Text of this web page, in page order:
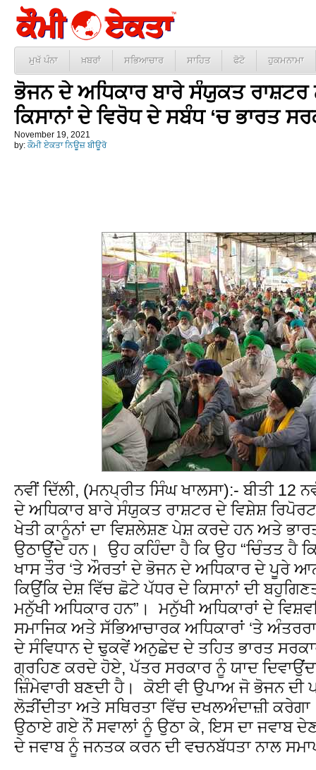
ਮੁਖੱ ਪੰਨਾ ਖ਼ਬਰਾਂ ਸਭਿਆਚਾਰ ਸਾਹਿਤ ਫੋਟੋ ਹੁਕਮਨਾਮਾ
ਭੋਜਨ ਦੇ ਅਧਿਕਾਰ ਬਾਰੇ ਸੰਯੁਕਤ ਰਾਸ਼ਟਰ
ਕਿਸਾਨਾਂ ਦੇ ਵਿਰੋਧ ਦੇ ਸਬੰਧ ‘ਚ ਭਾਰਤ
November 19, 2021
by: ਕੌਮੀ ਏਕਤਾ ਨਿਊਜ਼ ਬੀਊਰੋ
ਨਵੀਂ ਦਿੱਲੀ, (ਮਨਪ੍ਰੀਤ ਸਿੰਘ ਖਾਲਸਾ):- ਬੀਤੀ 12
ਦੇ ਅਧਿਕਾਰ ਬਾਰੇ ਸੰਯੁਕਤ ਰਾਸ਼ਟਰ ਦੇ ਵਿਸ਼ੇਸ਼
ਖੇਤੀ ਕਾਨੂੰਨਾਂ ਦਾ ਵਿਸ਼ਲੇਸ਼ਣ ਪੇਸ਼ ਕਰਦੇ ਹਨ ਅਤੇ
ਉਠਾਉਂਦੇ ਹਨ। ਉਹ ਕਹਿੰਦਾ ਹੈ ਕਿ ਉਹ “ਚਿੰਤਤ ਹੈ
ਖਾਸ ਤੌਰ ‘ਤੇ ਔਰਤਾਂ ਦੇ ਭੋਜਨ ਦੇ ਅਧਿਕਾਰ ਦੇ ਪੂਰੇ
ਕਿਉਂਕਿ ਦੇਸ਼ ਵਿੱਚ ਛੋਟੇ ਪੱਧਰ ਦੇ ਕਿਸਾਨਾਂ ਦੀ
ਮਨੁੱਖੀ ਅਧਿਕਾਰ ਹਨ”। ਮਨੁੱਖੀ ਅਧਿਕਾਰਾਂ ਦੇ
ਸਮਾਜਿਕ ਅਤੇ ਸੱਭਿਆਚਾਰਕ ਅਧਿਕਾਰਾਂ ‘ਤੇ
ਦੇ ਸੰਵਿਧਾਨ ਦੇ ਢੁਕਵੇਂ ਅਨੁਛੇਦ ਦੇ ਤਹਿਤ ਭਾਰਤ
ਗ੍ਰਹਿਣ ਕਰਦੇ ਹੋਏ, ਪੱਤਰ ਸਰਕਾਰ ਨੂੰ ਯਾਦ
ਜ਼ਿੰਮੇਵਾਰੀ ਬਣਦੀ ਹੈ। ਕੋਈ ਵੀ ਉਪਾਅ ਜੋ ਭੋਜਨ ਦੀ
ਲੋੜੀਂਦੀਤਾ ਅਤੇ ਸਥਿਰਤਾ ਵਿੱਚ ਦਖਲਅੰਦਾਜ਼ੀ
ਉਠਾਏ ਗਏ ਨੌਂ ਸਵਾਲਾਂ ਨੂੰ ਉਠਾ ਕੇ, ਇਸ ਦਾ ਜਵਾਬ
ਦੇ ਜਵਾਬ ਨੂੰ ਜਨਤਕ ਕਰਨ ਦੀ ਵਚਨਬੱਧਤਾ ਨਾਲ